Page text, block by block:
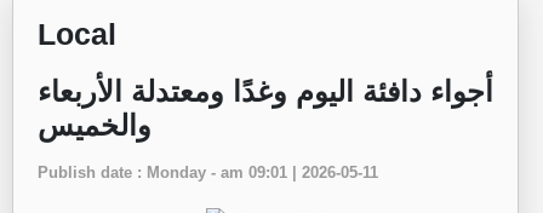
Local
أجواء دافئة اليوم وغدًا ومعتدلة الأربعاء
والخميس
Publish date : Monday - am 09:01 | 2026-05-11